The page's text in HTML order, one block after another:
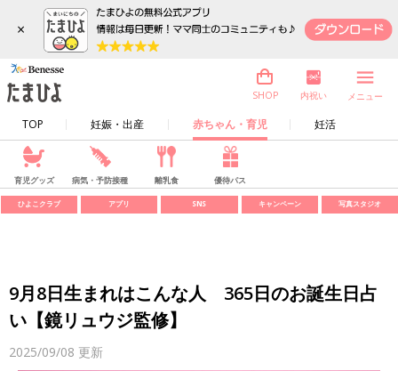
×
TOP 妊娠・出産 赤ちゃん・育児 妊活
SHOP 内祝い メニュー
育児グッズ 病気・予防接種 離乳食 優待パス
ひよこクラブ アプリ SNS キャンペーン 写真スタジオ
9月8日生まれはこんな人 365日のお誕生日占
い【鏡リュウジ監修】
2025/09/08 更新